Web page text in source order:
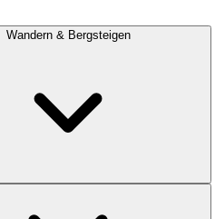
Wandern & Bergsteigen